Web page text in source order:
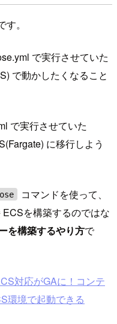
。
で実行させていた
で動かしたくなること
で実行させていた
に移行しよう
コマンドを使って、
を構築するのではな
を構築するやり方で
対応がGAに！コンテ
環境で起動できる